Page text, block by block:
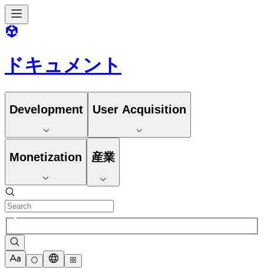
ドキュメント
Development User Acquisition
Monetization 産業